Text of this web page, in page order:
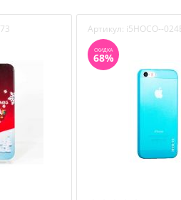
Артикул: i5HOCO--
СКИДКА
68%